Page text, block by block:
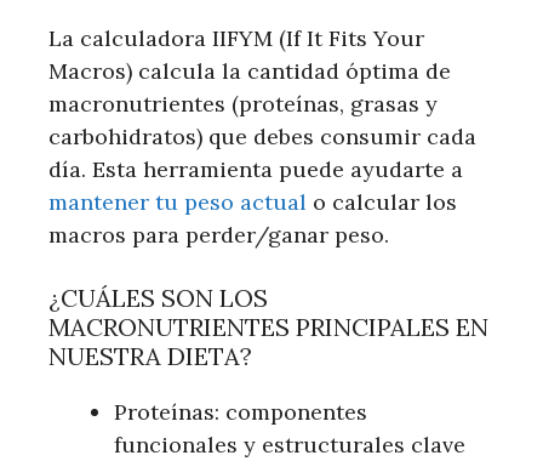
La calculadora IIFYM (If It Fits Your
Macros) calcula la cantidad óptima de
macronutrientes (proteínas, grasas y
carbohidratos) que debes consumir cada
día. Esta herramienta puede ayudarte a
mantener tu peso actual o calcular los
macros para perder/ganar peso.
¿CUÁLES SON LOS
MACRONUTRIENTES PRINCIPALES EN
NUESTRA DIETA?
Proteínas: componentes
funcionales y estructurales clave